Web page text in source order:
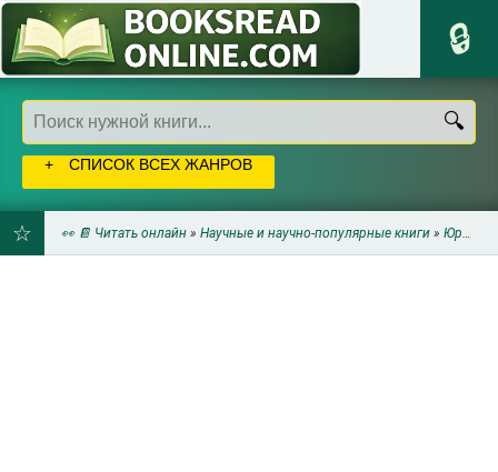
СПИСОК ВСЕХ ЖАНРОВ
👀 📔 Читать онлайн » Научные и научно-популярные книги » Юриспруденция